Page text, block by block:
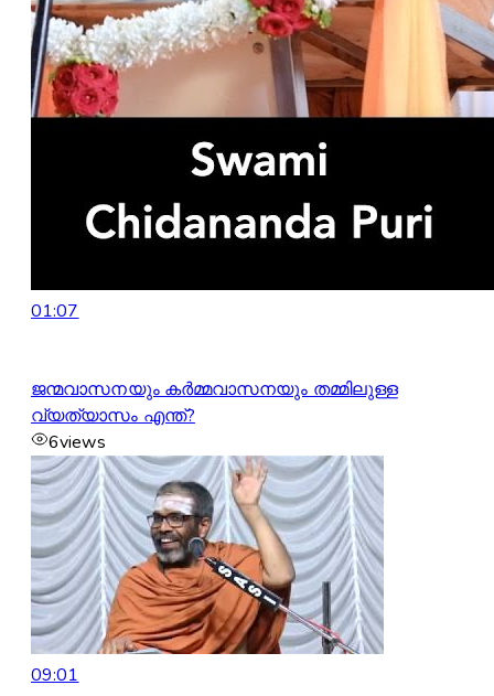
01:07
ജന്മവാസനയും കർമ്മവാസനയും തമ്മിലുള്ള
വ്യത്യാസം എന്ത്?
6views
09:01